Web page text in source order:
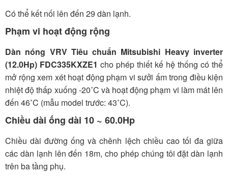
Có thể kết nối lên đến 29 dàn lạnh.
Phạm vi hoạt động rộng
Dàn nóng VRV Tiêu chuẩn Mitsubishi Heavy inverter
(12.0Hp) FDC335KXZE1 cho phép thiết kế hệ thống có thể
mở rộng xem xét hoạt động phạm vi sưởi ấm trong điều kiện
nhiệt độ thấp xuống -20˚C và hoạt động phạm vi làm mát lên
đến 46˚C (mẫu model trước: 43˚C).
Chiều dài ống dài 10 ~ 60.0Hp
Chiều dài đường ống và chênh lệch chiều cao tối đa giữa
các dàn lạnh lên đến 18m, cho phép chúng tôi đặt dàn lạnh
trên ba tầng phụ.